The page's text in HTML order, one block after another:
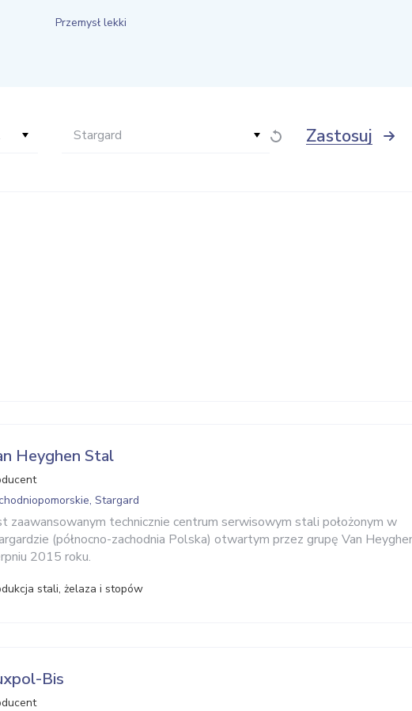
Przemysł lekki
Stargard Zastosuj
Heyghen Stal
Stargard
zaawansowanym technicznie centrum serwisowym stali położonym w
(północno-zachodnia Polska) otwartym przez grupę Van
2015 roku.
stali, żelaza i stopów
Bis